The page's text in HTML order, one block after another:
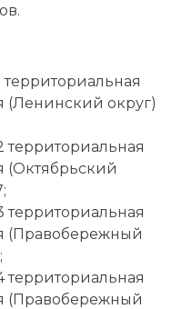
(Ленинский округ)
территориальная
(Октябрьский
территориальная
(Правобережный
территориальная
(Правобережный